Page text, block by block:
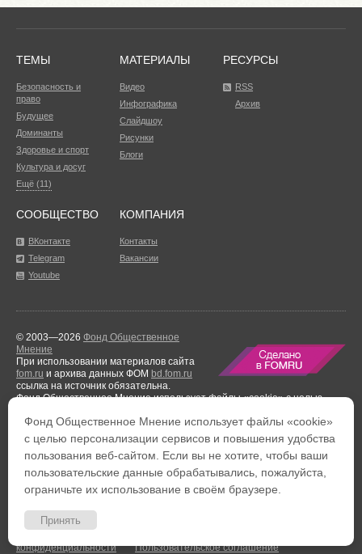
ТЕМЫ
Безопасность и
право
Будущее
Доминанты
Здоровье и спорт
Культура и досуг
Ещё (11)
МАТЕРИАЛЫ
Видео
Инфографика
Слайдшоу
Рисунки
Блоги
РЕСУРСЫ
RSS
Архив
СООБЩЕСТВО
ВКонтакте
Telegram
Youtube
КОМПАНИЯ
Контакты
Вакансии
© 2003—2026 Фонд Общественное
Мнение
При использовании материалов сайта
fom.ru и архива данных ФОМ bd.fom.ru
ссылка на источник обязательна.
Фонд Общественное Мнение использует файлы «cookie» с целью
сайтом. Если вы не хотите, чтобы ваши пользовательские данные
обрабатывались, пожалуйста, ограничьте их использование в своём
браузере.
Результаты аудиторской проверкиза период с 1 января по 31 декабря
2021 года.
Тел. +7 (495) 653-82-32
Тел. 8 (800) 444-53-24
Факс: +7 (495) 653-82-02
конфиденциальности
Пользовательское соглашение
Фонд Общественное Мнение использует файлы «cookie»
с целью персонализации сервисов и повышения удобства
пользования веб-сайтом. Если вы не хотите, чтобы ваши
пользовательские данные обрабатывались, пожалуйста,
ограничьте их использование в своём браузере.
Принять